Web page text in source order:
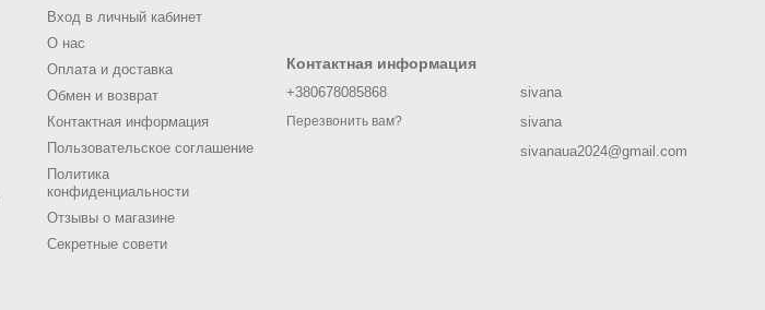
Вход в личный кабинет
О нас
Оплата и доставка
Обмен и возврат
Контактная информация
Пользовательское соглашение
Политика
конфиденциальности
Отзывы о магазине
Секретные совети
Контактная информация
+380678085868
Перезвонить вам?
sivana
sivana
sivanaua2024@gmail.com